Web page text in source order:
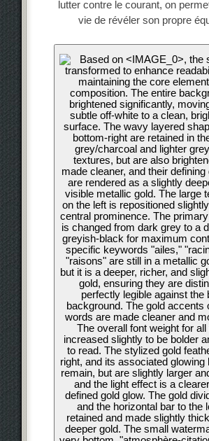
lutter contre le courant, on
vie de révéler son propre